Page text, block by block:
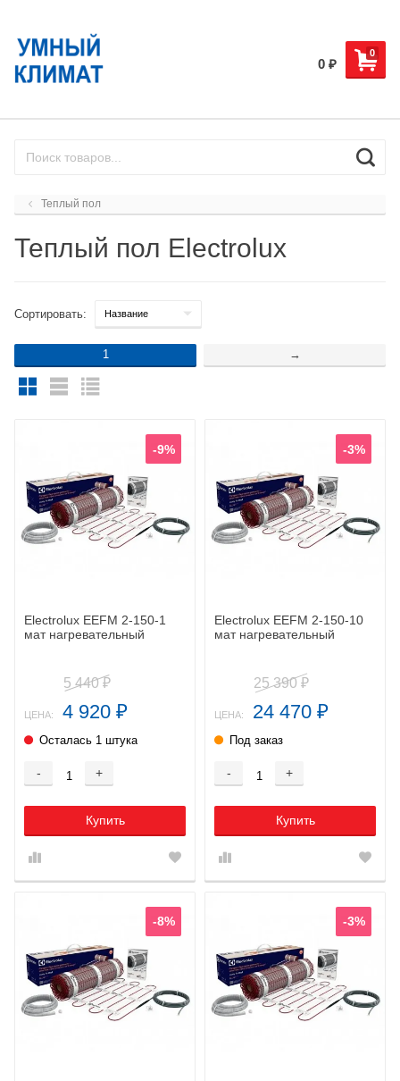
0
0 ₽
Теплый пол
Теплый пол Electrolux
Сортировать:
1 →
-9%
Electrolux EEFM 2-150-1
мат нагревательный
5 440₽
ЦЕНА: 4 920 ₽
Осталась 1 штука
- +
Купить
-3%
Electrolux EEFM 2-150-10
мат нагревательный
25 390 ₽
ЦЕНА: 24 470 ₽
Под заказ
- +
Купить
-8% -3%